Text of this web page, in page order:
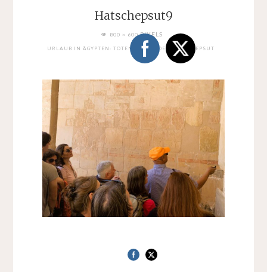
Hatschepsut9
FULL800 × 600PIXELS
URLAUB IN ÄGYPTEN: TOTENTEMPEL DER HATSCHEPSUT